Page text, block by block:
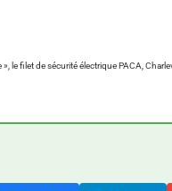
le filet de sécurité électrique PACA,